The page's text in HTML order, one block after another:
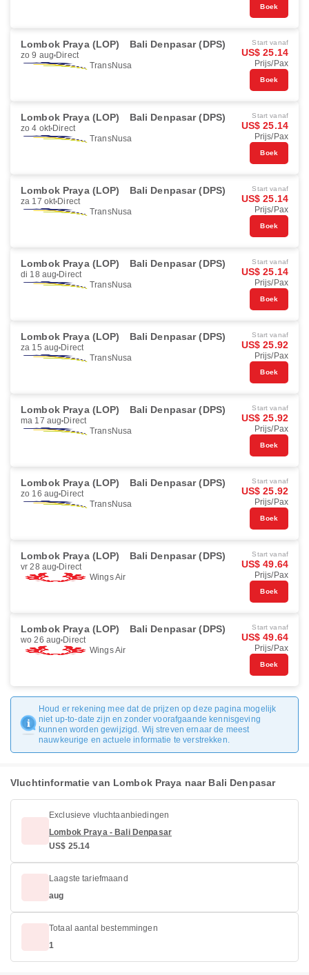
Boek
Lombok Praya (LOP) Bali Denpasar (DPS)
zo 9 aug Direct
TransNusa
Start vanaf
US$ 25.14
Prijs/Pax
Boek
Lombok Praya (LOP) Bali Denpasar (DPS)
zo 4 okt Direct
TransNusa
Start vanaf
US$ 25.14
Prijs/Pax
Boek
Lombok Praya (LOP) Bali Denpasar (DPS)
za 17 okt Direct
TransNusa
Start vanaf
US$ 25.14
Prijs/Pax
Boek
Lombok Praya (LOP) Bali Denpasar (DPS)
di 18 aug Direct
TransNusa
Start vanaf
US$ 25.14
Prijs/Pax
Boek
Lombok Praya (LOP) Bali Denpasar (DPS)
za 15 aug Direct
TransNusa
Start vanaf
US$ 25.92
Prijs/Pax
Boek
Lombok Praya (LOP) Bali Denpasar (DPS)
ma 17 aug Direct
TransNusa
Start vanaf
US$ 25.92
Prijs/Pax
Boek
Lombok Praya (LOP) Bali Denpasar (DPS)
zo 16 aug Direct
TransNusa
Start vanaf
US$ 25.92
Prijs/Pax
Boek
Lombok Praya (LOP) Bali Denpasar (DPS)
vr 28 aug Direct
Wings Air
Start vanaf
US$ 49.64
Prijs/Pax
Boek
Lombok Praya (LOP) Bali Denpasar (DPS)
wo 26 aug Direct
Wings Air
Start vanaf
US$ 49.64
Prijs/Pax
Boek
Houd er rekening mee dat de prijzen op deze pagina mogelijk
niet up-to-date zijn en zonder voorafgaande kennisgeving
kunnen worden gewijzigd. Wij streven ernaar de meest
nauwkeurige en actuele informatie te verstrekken.
Vluchtinformatie van Lombok Praya naar Bali Denpasar
Exclusieve vluchtaanbiedingen
Lombok Praya - Bali Denpasar
US$ 25.14
Laagste tariefmaand
aug
Totaal aantal bestemmingen
1